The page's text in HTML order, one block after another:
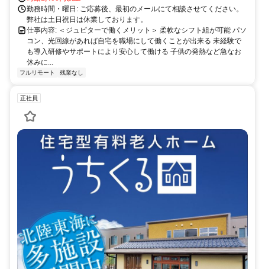
勤務時間・曜日: ご応募後、最初のメールにて相談させてください。
弊社は土日祝日は休業しております。
仕事内容: ＜ジュピターで働くメリット＞ 柔軟なシフト組が可能 パソ
コン、光回線があれば自宅を職場にして働くことが出来る 未経験で
も導入研修やサポートにより安心して働ける 子供の発熱など急なお
休みに...
フルリモート 残業なし
正社員